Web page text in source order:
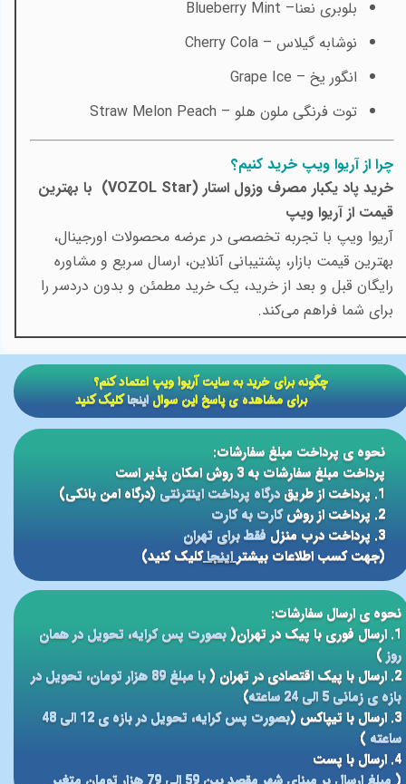
بلوبری نعنا– Blueberry Mint
نوشابه گیلاس – Cherry Cola
انگور یخ – Grape Ice
توت فرنگی ملون هلو – Straw Melon Peach
چرا از آریوا ویپ خرید کنیم؟
خرید پاد یکبار مصرف وزول استار (VOZOL Star) با بهترین
قیمت از آریوا ویپ
آریوا ویپ با تجربه تخصصی در عرضه محصولات اورجینال،
بهترین قیمت بازار، پشتیبانی آنلاین، ارسال سریع و مشاوره
رایگان قبل و بعد از خرید، یک خرید مطمئن و بدون دردسر را
برای شما فراهم می‌کند.
نحوه ی پرداخت مبلغ سفارشات:
پرداخت مبلغ سفارشات به 3 روش امکان پذیر است
1. پرداخت از طریق
درگاه پرداخت اینترنتی(درگاه امن بانکی)
2. پرداخت از روش
کارت به کارت
3. پرداخت درب منزل
فقط برای تهران
(جهت کسب اطلاعات بیشتراینجاکلیک کنید)
نحوه ی ارسال سفارشات:
1. ارسال فوری با پیک در تهران(
بصورت پس کرایه، تحویل در همان
روز)
2. ارسال با پیک اقتصادی در تهران (
با مبلغ 89 هزار تومان، تحویل در
بازه ی زمانی 5 الی 24 ساعته
)
3. ارسال با تیپاکس (
بصورت پس کرایه، تحویل در بازه ی 12 الی 48
ساعته )
4. ارسال با پست
​​چگونه برای خرید به سایت آریوا ویپ اعتماد کنم؟
برای مشاهده ی پاسخ این سوالاینجاکلیک کنید